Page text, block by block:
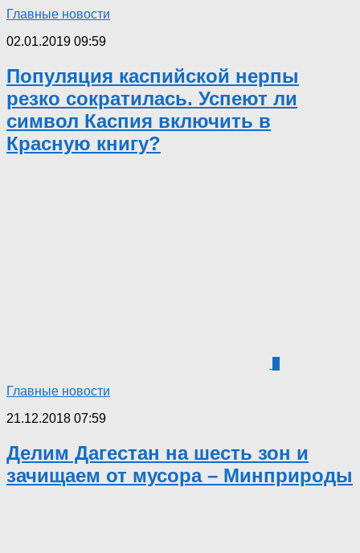
Главные новости
02.01.2019 09:59
Популяция каспийской нерпы
резко сократилась. Успеют ли
символ Каспия включить в
Красную книгу?
Главные новости
21.12.2018 07:59
Делим Дагестан на шесть зон и
зачищаем от мусора – Минприроды